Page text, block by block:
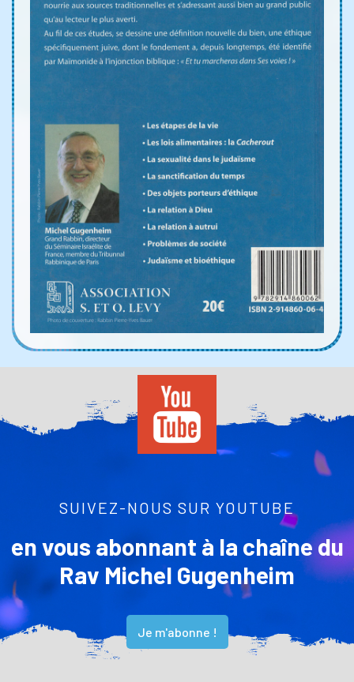
SUIVEZ-NOUS SUR YOUTUBE
en vous abonnant à la chaîne du
Rav Michel Gugenheim
Je m'abonne !